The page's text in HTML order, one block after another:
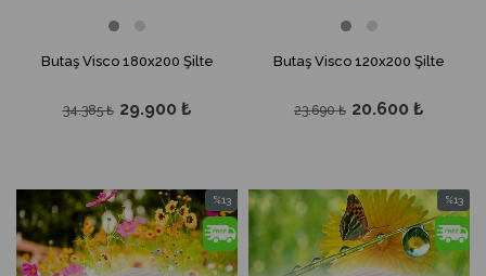
Butaş Visco 180x200 Şilte
29.900 ₺
34.385 ₺
Butaş Visco 120x200 Şilte
20.600 ₺
23.690 ₺
%13
İndirim
%13İndirim
%13
İndirim